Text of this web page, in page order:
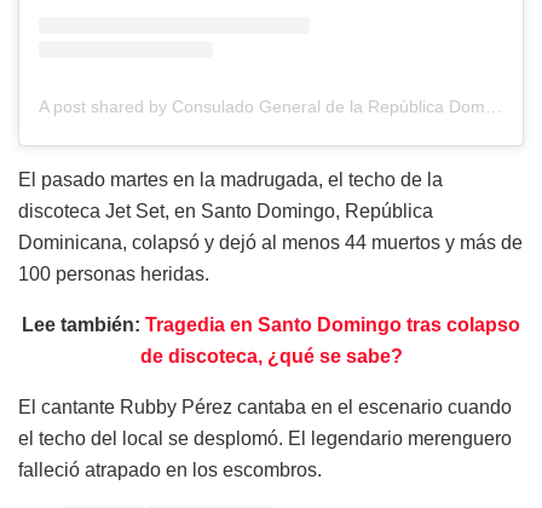
El pasado martes en la madrugada, el techo de la
discoteca Jet Set, en Santo Domingo, República
Dominicana, colapsó y dejó al menos 44 muertos y más de
100 personas heridas.
Lee también: Tragedia en Santo Domingo tras colapso
de discoteca, ¿qué se sabe?
El cantante Rubby Pérez cantaba en el escenario cuando
el techo del local se desplomó. El legendario merenguero
falleció atrapado en los escombros.